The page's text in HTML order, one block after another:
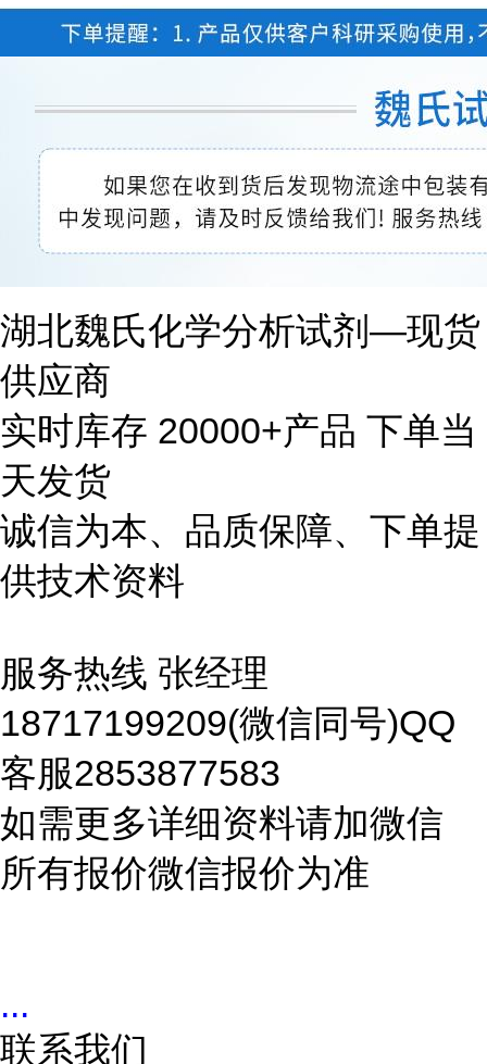
湖北魏氏化学分析试剂—现货
供应商
实时库存 20000+产品 下单当
天发货
诚信为本、品质保障、下单提
供技术资料
服务热线 张经理
18717199209(微信同号)QQ
客服2853877583
如需更多详细资料请加微信
所有报价微信报价为准
...
联系我们